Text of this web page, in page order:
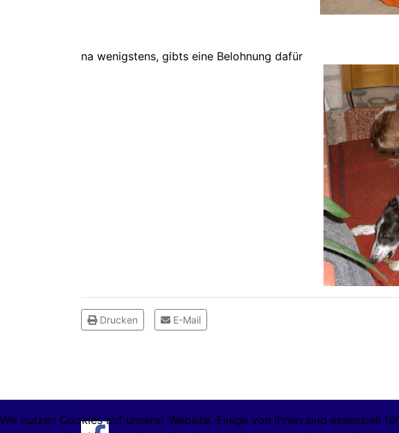
na wenigstens, gibts eine Belohnung dafür
Drucken E-Mail
Wir nutzen Cookies auf unserer Website. Einige von ihnen sind essenziell